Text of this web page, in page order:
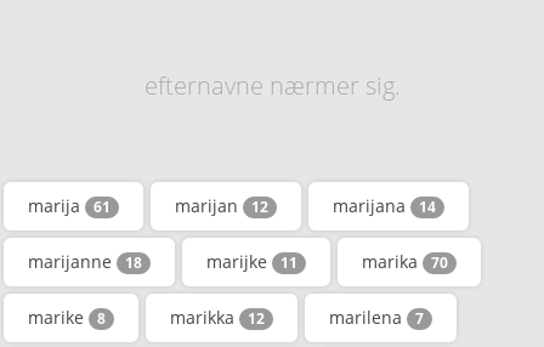
efternavne nærmer sig.
marija 61 marijan 12 marijana 14
marijanne 18 marijke 11 marika 70
marike 8 marikka 12 marilena 7